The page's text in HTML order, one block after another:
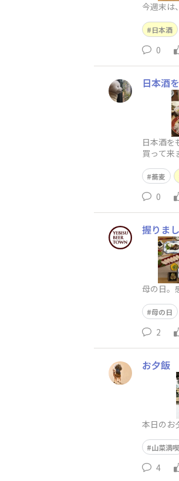
今週末は
日本酒
0
日本酒
日本酒を
買って来
蕎麦
0
握りま
母の日。
母の日
2
お夕飯
本日のお
山菜満喫
4